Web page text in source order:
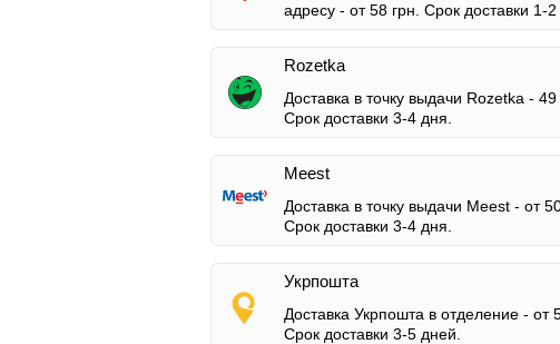
адресу - от 58 грн. Срок доставки 1-2
Rozetka
Доставка в точку выдачи Rozetka - 49
Срок доставки 3-4 дня.
Meest
Доставка в точку выдачи Meest - от
Срок доставки 3-4 дня.
Укрпошта
Доставка Укрпошта в отделение - от
Срок доставки 3-5 дней.